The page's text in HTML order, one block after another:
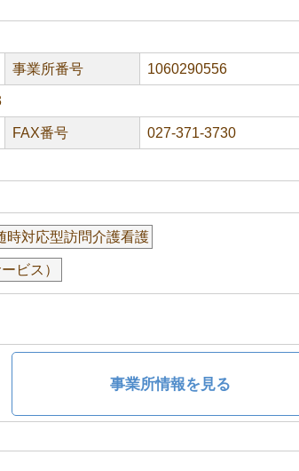
事業所番号 1060290556
FAX番号 027-371-3730
時対応型訪問介護看護
ビス）
事業所情報を見る